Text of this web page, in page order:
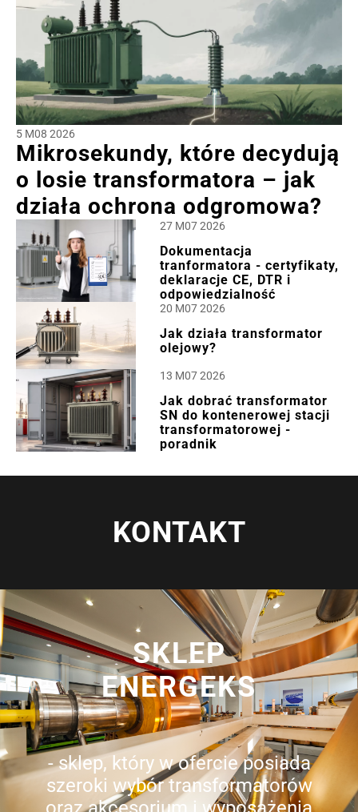
5 M08 2026
Mikrosekundy, które decydują
o losie transformatora – jak
działa ochrona odgromowa?
27 M07 2026
Dokumentacja
tranformatora - certyfikaty,
deklaracje CE, DTR i
odpowiedzialność
20 M07 2026
Jak działa transformator
olejowy?
13 M07 2026
Jak dobrać transformator
SN do kontenerowej stacji
transformatorowej -
poradnik
KONTAKT
SKLEP
ENERGEKS
- sklep, który w ofercie posiada
szeroki wybór transformatorów